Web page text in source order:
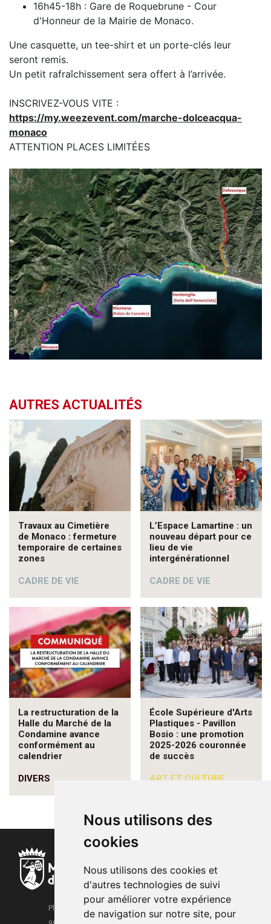
Nous utilisons des
cookies
Nous utilisons des cookies et
d'autres technologies de suivi
pour améliorer votre expérience
de navigation sur notre site, pour
16h45-18h : Gare de Roquebrune - Cour
d'Honneur de la Mairie de Monaco.
Une casquette, un tee-shirt et un porte-clés leur
seront remis.
Un petit rafraîchissement sera offert à l’arrivée.
INSCRIVEZ-VOUS VITE :
https://my.weezevent.com/marche-dolceacqua-
monaco
ATTENTION PLACES LIMITÉES
AUTRES ACTUALITÉS
Travaux au Cimetière
de Monaco : fermeture
temporaire de certaines
zones
CADRE DE VIE
L’Espace Lamartine : un
nouveau départ pour ce
lieu de vie
intergénérationnel
CADRE DE VIE
La restructuration de la
Halle du Marché de la
Condamine avance
conformément au
calendrier
DIVERS
École Supérieure d'Arts
Plastiques - Pavillon
Bosio : une promotion
2025-2026 couronnée
de succès
ART ET CULTURE
Place de la Mairie